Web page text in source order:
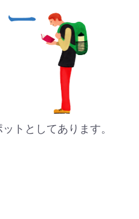
トとしてあります。